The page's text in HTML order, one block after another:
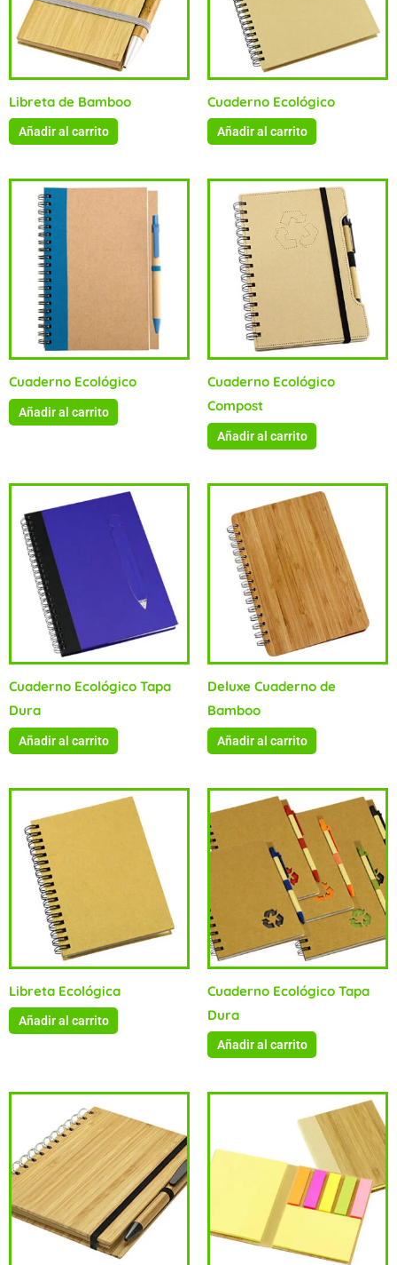
Libreta de Bamboo
Añadir al carrito
Cuaderno Ecológico
Añadir al carrito
Cuaderno Ecológico
Añadir al carrito
Cuaderno Ecológico
Compost
Añadir al carrito
Cuaderno Ecológico Tapa
Dura
Añadir al carrito
Deluxe Cuaderno de
Bamboo
Añadir al carrito
Libreta Ecológica
Añadir al carrito
Cuaderno Ecológico Tapa
Dura
Añadir al carrito